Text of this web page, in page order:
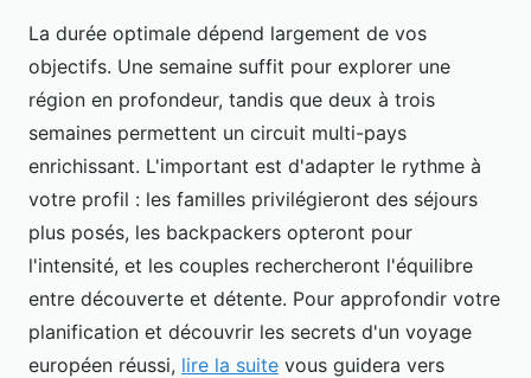
La durée optimale dépend largement de vos
objectifs. Une semaine suffit pour explorer une
région en profondeur, tandis que deux à trois
semaines permettent un circuit multi-pays
enrichissant. L'important est d'adapter le rythme à
votre profil : les familles privilégieront des séjours
plus posés, les backpackers opteront pour
l'intensité, et les couples rechercheront l'équilibre
entre découverte et détente. Pour approfondir votre
planification et découvrir les secrets d'un voyage
européen réussi, lire la suite vous guidera vers